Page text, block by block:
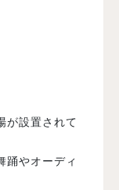
が設置されて
踊やオーディ